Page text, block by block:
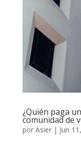
¿Quién paga
comunidad de
por Asier| Jun